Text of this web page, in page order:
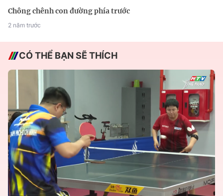
Chông chênh con đường phía trước
2 năm trước
CÓ THỂ BẠN SẼ THÍCH